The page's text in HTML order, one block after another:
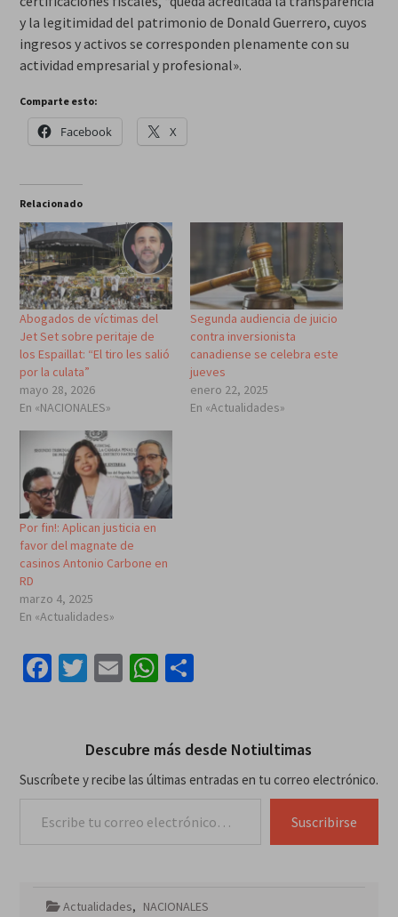
y la legitimidad del patrimonio de Donald Guerrero, cuyos
ingresos y activos se corresponden plenamente con su
actividad empresarial y profesional».
Comparte esto:
Facebook X
Relacionado
Abogados de víctimas del
Jet Set sobre peritaje de
los Espaillat: “El tiro les salió
por la culata”
mayo 28, 2026
En «NACIONALES»
Segunda audiencia de juicio
contra inversionista
canadiense se celebra este
jueves
enero 22, 2025
En «Actualidades»
Por fin!: Aplican justicia en
favor del magnate de
casinos Antonio Carbone en
RD
marzo 4, 2025
En «Actualidades»
Facebook
Twitter
EmailWhatsApp
Compartir
Descubre más desde Notiultimas
Suscríbete y recibe las últimas entradas en tu correo electrónico.
Suscribirse
Actualidades, NACIONALES